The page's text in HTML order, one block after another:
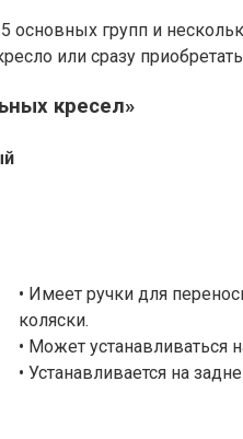
5 основных групп и
или сразу
кресел»
• Имеет ручки для
коляски.
• Может устанавливаться
• Устанавливается на